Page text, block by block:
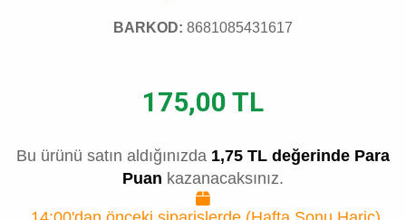
BARKOD: 8681085431617
175,00 TL
Bu ürünü satın aldığınızda 1,75 TL değerinde Para
Puan kazanacaksınız.